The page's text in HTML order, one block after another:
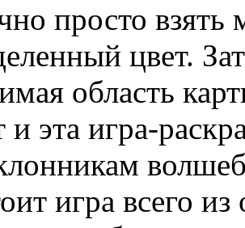
просто
цвет.
область
и эта игра-
игра всего